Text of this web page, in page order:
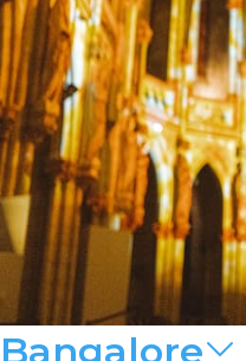
Bangalore